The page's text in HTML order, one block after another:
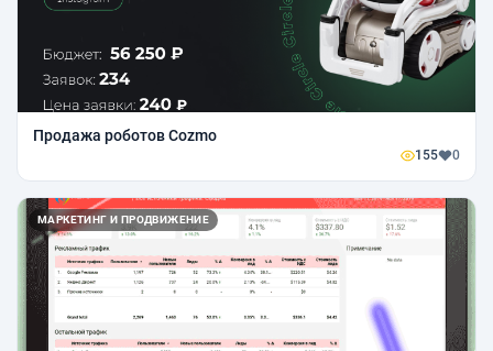
Продажа роботов Cozmo
155 0
МАРКЕТИНГ И ПРОДВИЖЕНИЕ